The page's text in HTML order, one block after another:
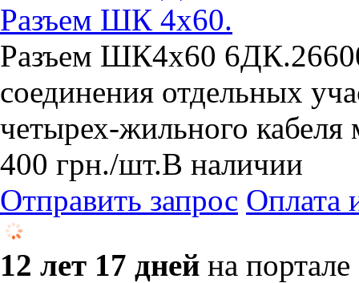
Разъем ШК 4х60.
Разъем ШК4х60
соединения отдельных
четырех-жильного
400 грн./шт.В наличии
Отправить запрос Оплата
12 лет 17 дней на портале